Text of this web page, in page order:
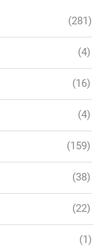
(281)
(4)
(16)
(4)
(159)
(38)
(22)
(1)